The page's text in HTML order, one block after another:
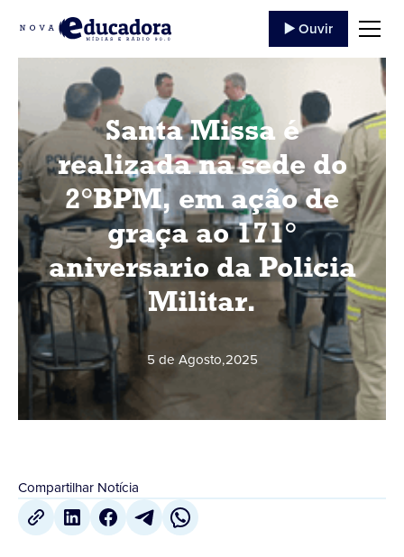
▶️ Ouvir
Santa Missa é
realizada na sede do
2°BPM, em ação de
graça ao 171°
aniversario da Policia
Militar.
5 de Agosto,2025
Compartilhar Notícia